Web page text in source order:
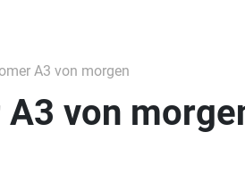
A3 von morgen
von